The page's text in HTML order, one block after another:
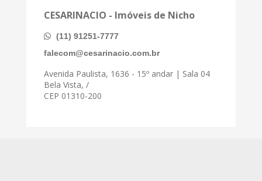
CESARINACIO - Imóveis de Nicho
(11) 91251-7777
falecom@cesarinacio.com.br
Avenida Paulista, 1636 - 15º andar | Sala 04
Bela Vista, /
CEP 01310-200